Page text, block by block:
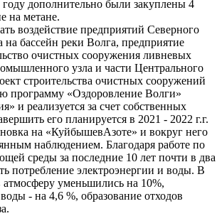
дополнительно были закуплены 4
на метане.
воздействие предприятий Северного
бассейн реки Волга, предприятие
очистных сооружения ливневых
узла и части Центрального
строительства очистных сооружений
программу «Оздоровление Волги»
и реализуется за счет собственных
его планируется в 2021 - 2022 г.г.
на «КуйбышевАзоте» и вокруг него
наблюдением. Благодаря работе по
среды за последние 10 лет почти в два
потребление электроэнергии и воды. В
уменьшились на 10%,
- на 4,6 %, образование отходов